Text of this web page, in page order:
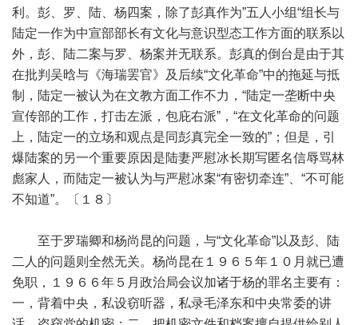
利。彭、罗、陆、杨四案，除了彭真作为”五人小组“组长与
陆定一作为中宣部部长有文化与意识型态工作方面的联系以
外，彭、陆二案与罗、杨案并无联系。彭真的倒台是由于其
在批判吴晗与《海瑞罢官》及后续“文化革命”中的拖延与抵
制，陆定一被认为在文教方面工作不力，“陆定一垄断中央
宣传部的工作，打击左派，包庇右派”，“在文化革命的问题
上，陆定一的立场和观点是同彭真完全一致的”；但是，引
爆陆案的另一个重要原因是陆妻严慰冰长期写匿名信辱骂林
彪家人，而陆定一被认为与严慰冰案“有密切牵连”、“不可能
不知道”。〔１８〕
至于罗瑞卿和杨尚昆的问题，与“文化革命”以及彭、陆
二人的问题则全然无关。杨尚昆在１９６５年１０月就已遭
免职，１９６６年５月政治局会议加诸于杨的罪名主要有：
一，背着中央，私设窃听器，私录毛泽东和中央常委的讲